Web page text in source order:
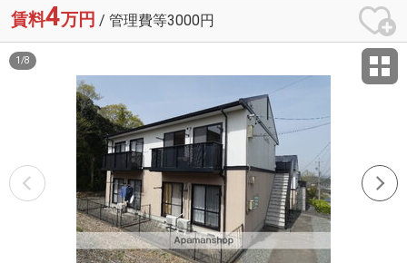
賃料4万円 / 管理費等3000円
1 /8